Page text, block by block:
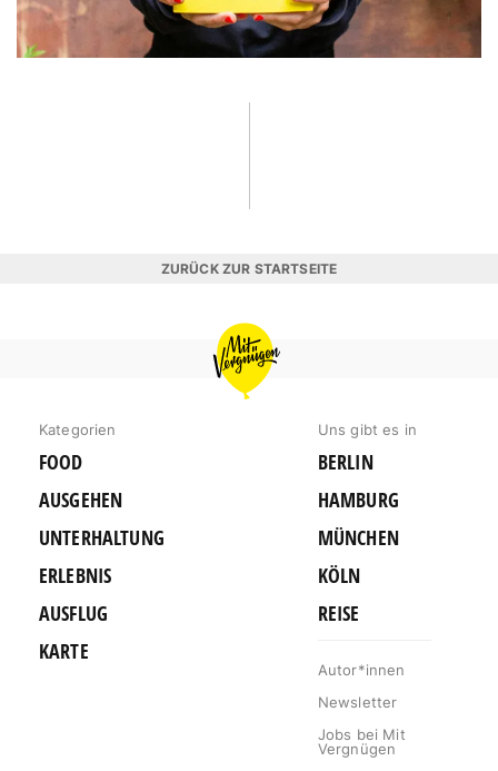
ZURÜCK ZUR STARTSEITE
MIT
VERGNÜGEN
BERLIN
Kategorien
FOOD
AUSGEHEN
UNTERHALTUNG
ERLEBNIS
AUSFLUG
KARTE
Uns gibt es in
BERLIN
HAMBURG
MÜNCHEN
KÖLN
REISE
Autor*innen
Newsletter
Jobs bei Mit
Vergnügen